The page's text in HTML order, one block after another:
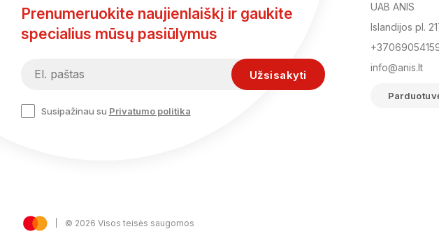
Prenumeruokite naujienlaiškį ir gaukite
specialius mūsų pasiūlymus
Susipažinau su Privatumo politika
UAB ANIS
Islandijos pl.
info@anis.lt
© 2026 Visos teisės saugomos